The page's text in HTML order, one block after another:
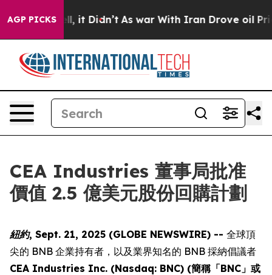
AGP PICKSWell, it Didn’t As war With Iran Drove oil
CEA Industries 董事局批准
價值 2.5 億美元股份回購計劃
紐約, Sept. 21, 2025 (GLOBE NEWSWIRE) -- 全球頂
尖的 BNB 企業持有者，以及業界知名的 BNB 採納倡議者
CEA Industries Inc. (Nasdaq: BNC) (簡稱「BNC」或